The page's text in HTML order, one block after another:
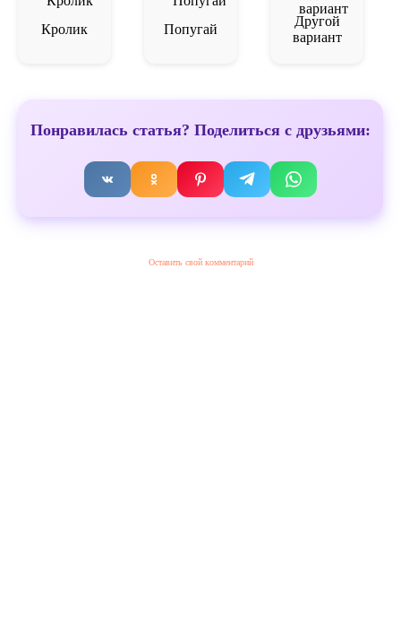
Кролик Попугай
Другой
вариант
Понравилась статья? Поделиться с друзьями:
Оставить свой комментарий